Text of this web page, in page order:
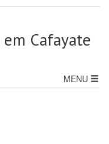
em Cafayate
MENU